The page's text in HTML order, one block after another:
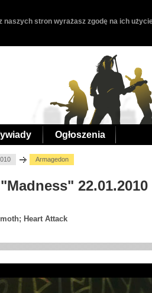
stron wyrażasz zgodę na ich
Ogłoszenia
Armagedon
22.01.2010
Heart Attack